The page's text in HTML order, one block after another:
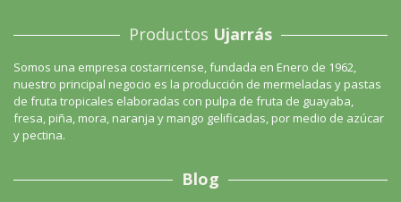
Productos Ujarrás
Somos una empresa costarricense, fundada en Enero de 1962,
nuestro principal negocio es la producción de mermeladas y pastas
de fruta tropicales elaboradas con pulpa de fruta de guayaba,
fresa, piña, mora, naranja y mango gelificadas, por medio de azúcar
y pectina.
Blog